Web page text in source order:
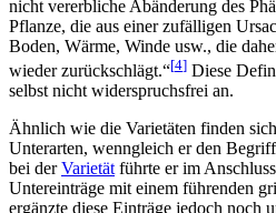
nicht vererbliche Abänderung des
Pflanze, die aus einer zufälligen
Boden, Wärme, Winde usw., die
wieder zurückschlägt.“[4] Diese
selbst nicht widerspruchsfrei an.
Ähnlich wie die Varietäten finden
Unterarten, wenngleich er den
bei derVarietätführte er im
Untereinträge mit einem führenden
ergänzte diese Einträge jedoch noch